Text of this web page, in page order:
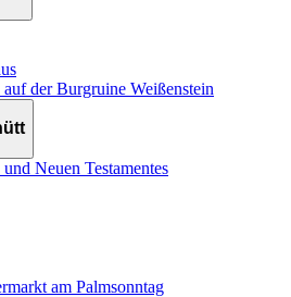
der Burgruine Weißenstein
Neuen Testamentes
am Palmsonntag